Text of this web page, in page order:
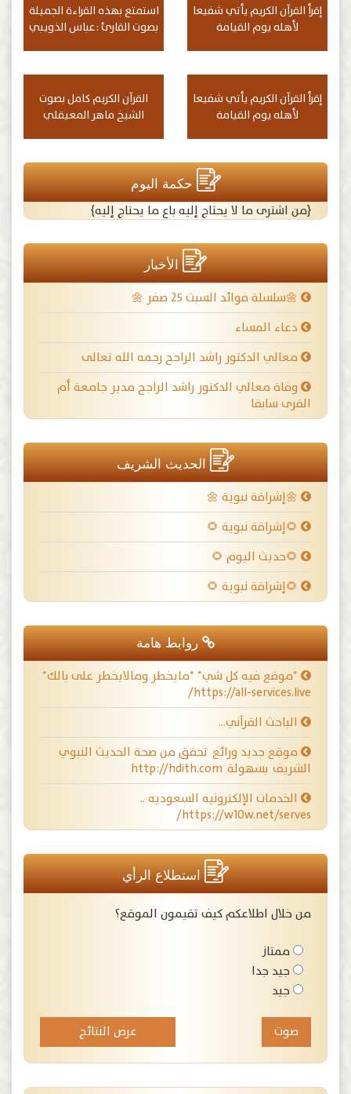
إقرأ القرآن الكريم يأتي شفيعا
لأهله يوم القيامة
استمتع بهذه القراءة الجميلة
بصوت القارئ :عباس الذويبي
إقرأ القرآن الكريم يأتي شفيعا
لأهله يوم القيامة
القرآن الكريم كامل بصوت
الشيخ ماهر المعيقلي
حكمة اليوم
{من اشترى ما لا يحتاج إليه باع ما يحتاج إليه}
الأخبار
🌼سلسلة فوائد السبت ٢٥ صفر 🌼
دعاء المساء
معالي الدكتور راشد الراجح رحمه الله تعالى
وفاة معالي الدكتور راشد الراجح مدير جامعة أم
القرى سابقا
الحديث الشريف
🌼إشراقة نبوية 🌼
🌻إشراقة نبوية 🌻
🌻حديث اليوم 🌻
🌻إشراقة نبوية 🌻
روابط هامة
*موقع فيه كل شي* *مايخطر ومالايخطر على بالك*
https://all-services.live/
الباحث القرآني…
موقع جديد ورائع تحقق من صحة الحديث النبوي
الشريف بسهولة http://hdith.com
الخدمات الإلكترونيه السعوديه ..
https://w10w.net/serves/
استطلاع الرأي
من خلال اطلاعكم كيف تقيمون الموقع؟
ممتاز
جيد جدا
جيد
عرض النتائج